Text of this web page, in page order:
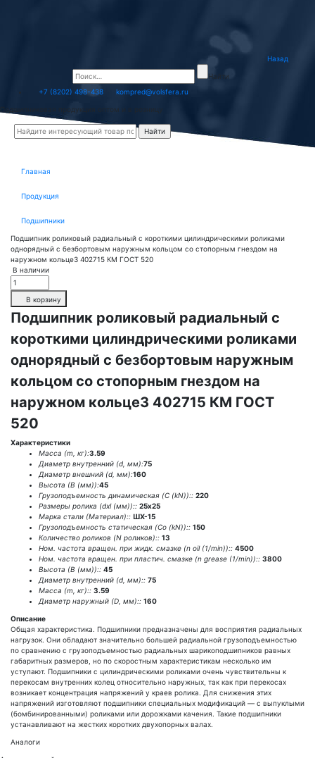
Назад
Найти
+7 (8202) 498-438
kompred@volsfera.ru
Подшипниковая продукция оптом и в розницу
Главная
Продукция
Подшипники
Подшипник роликовый радиальный с короткими цилиндрическими роликами
однорядный с безбортовым наружным кольцом со стопорным гнездом на
наружном кольце3 402715 КМ ГОСТ 520
В наличии
В корзину
Подшипник роликовый радиальный с
короткими цилиндрическими роликами
однорядный с безбортовым наружным
кольцом со стопорным гнездом на
наружном кольце3 402715 КМ ГОСТ
520
Характеристики
Масса (m, кг):3.59
Диаметр внутренний (d, мм):75
Диаметр внешний (d, мм):160
Высота (В (мм)):45
Грузоподъемность динамическая (C (kN)):: 220
Размеры ролика (dxl (мм)):: 25х25
Марка стали (Материал):: ШХ-15
Грузоподъемность статическая (Co (kN)):: 150
Количество роликов (N роликов):: 13
Ном. частота вращен. при жидк. смазке (n oil (1/min)):: 4500
Ном. частота вращен. при пластич. смазке (n grease (1/min)):: 3800
Высота (В (мм)):: 45
Диаметр внутренний (d, мм):: 75
Масса (m, кг):: 3.59
Диаметр наружный (D, мм):: 160
Описание
Общая характеристика. Подшипники предназначены для восприятия радиальных
нагрузок. Они обладают значительно большей радиальной грузоподъемностью
по сравнению с грузоподъемностью радиальных шарикоподшипников равных
габаритных размеров, но по скоростным характеристикам несколько им
уступают. Подшипники с цилиндрическими роликами очень чувствительны к
перекосам внутренних колец относительно наружных, так как при перекосах
возникает концентрация напряжений у краев ролика. Для снижения этих
напряжений изготовляют подшипники специальных модификаций — с выпуклыми
(бомбинированными) роликами или дорожками качения. Такие подшипники
устанавливают на жестких коротких двухопорных валах.
Аналоги